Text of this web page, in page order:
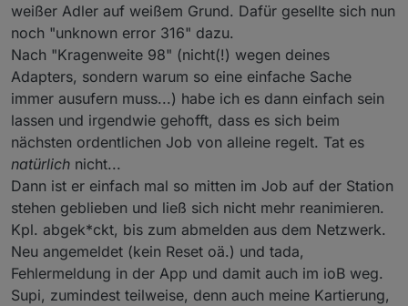
weißer Adler auf weißem Grund. Dafür gesellte sich nun
noch "unknown error 316" dazu.
Nach "Kragenweite 98" (nicht(!) wegen deines
Adapters, sondern warum so eine einfache Sache
immer ausufern muss...) habe ich es dann einfach sein
lassen und irgendwie gehofft, dass es sich beim
nächsten ordentlichen Job von alleine regelt. Tat es
natürlich nicht...
Dann ist er einfach mal so mitten im Job auf der Station
stehen geblieben und ließ sich nicht mehr reanimieren.
Kpl. abgek*ckt, bis zum abmelden aus dem Netzwerk.
Neu angemeldet (kein Reset oä.) und tada,
Fehlermeldung in der App und damit auch im ioB weg.
Supi, zumindest teilweise, denn auch meine Kartierung,